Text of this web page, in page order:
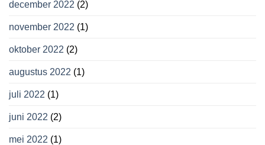
december 2022 (2)
november 2022 (1)
oktober 2022 (2)
augustus 2022 (1)
juli 2022 (1)
juni 2022 (2)
mei 2022 (1)